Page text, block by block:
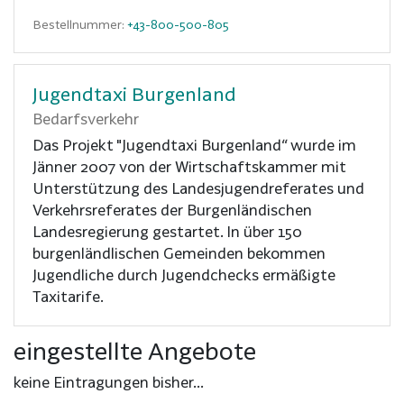
Bestellnummer: +43-800-500-805
Jugendtaxi Burgenland
Bedarfsverkehr
Das Projekt "Jugendtaxi Burgenland“ wurde im
Jänner 2007 von der Wirtschaftskammer mit
Unterstützung des Landesjugendreferates und
Verkehrsreferates der Burgenländischen
Landesregierung gestartet. In über 150
burgenländlischen Gemeinden bekommen
Jugendliche durch Jugendchecks ermäßigte
Taxitarife.
eingestellte Angebote
keine Eintragungen bisher...